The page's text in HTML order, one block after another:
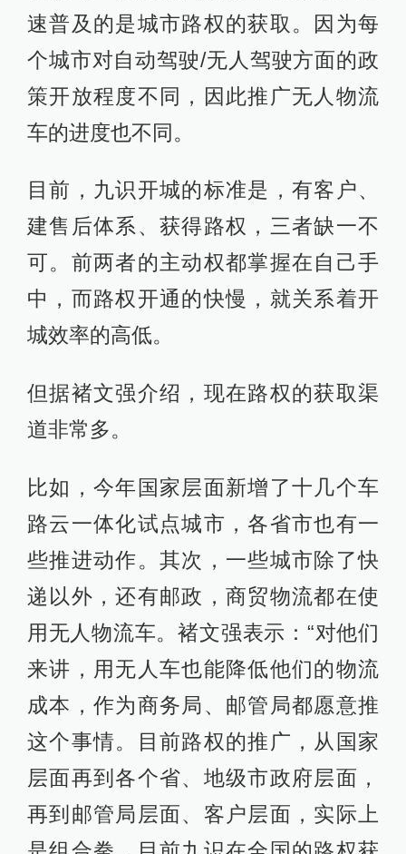
速普及的是城市路权的获取。因为每
个城市对自动驾驶/无人驾驶方面的政
策开放程度不同，因此推广无人物流
车的进度也不同。
目前，九识开城的标准是，有客户、
建售后体系、获得路权，三者缺一不
可。前两者的主动权都掌握在自己手
中，而路权开通的快慢，就关系着开
城效率的高低。
但据褚文强介绍，现在路权的获取渠
道非常多。
比如，今年国家层面新增了十几个车
路云一体化试点城市，各省市也有一
些推进动作。其次，一些城市除了快
递以外，还有邮政，商贸物流都在使
用无人物流车。褚文强表示：“对他们
来讲，用无人车也能降低他们的物流
成本，作为商务局、邮管局都愿意推
这个事情。目前路权的推广，从国家
层面再到各个省、地级市政府层面，
再到邮管局层面、客户层面，实际上